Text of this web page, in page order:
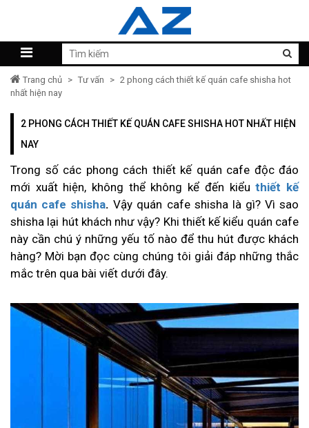
Trang chủ > Tư vấn > 2 phong cách thiết kế quán cafe shisha hot
nhất hiện nay
2 PHONG CÁCH THIẾT KẾ QUÁN CAFE SHISHA HOT NHẤT HIỆN
NAY
Trong số các phong cách thiết kế quán cafe độc đáo
mới xuất hiện, không thể không kể đến kiểuthiết kế
quán cafe shisha.Vậy quán cafe shisha là gì? Vì sao
shisha lại hút khách như vậy? Khi thiết kế kiểu quán cafe
này cần chú ý những yếu tố nào để thu hút được khách
hàng? Mời bạn đọc cùng chúng tôi giải đáp những thắc
mắc trên qua bài viết dưới đây.